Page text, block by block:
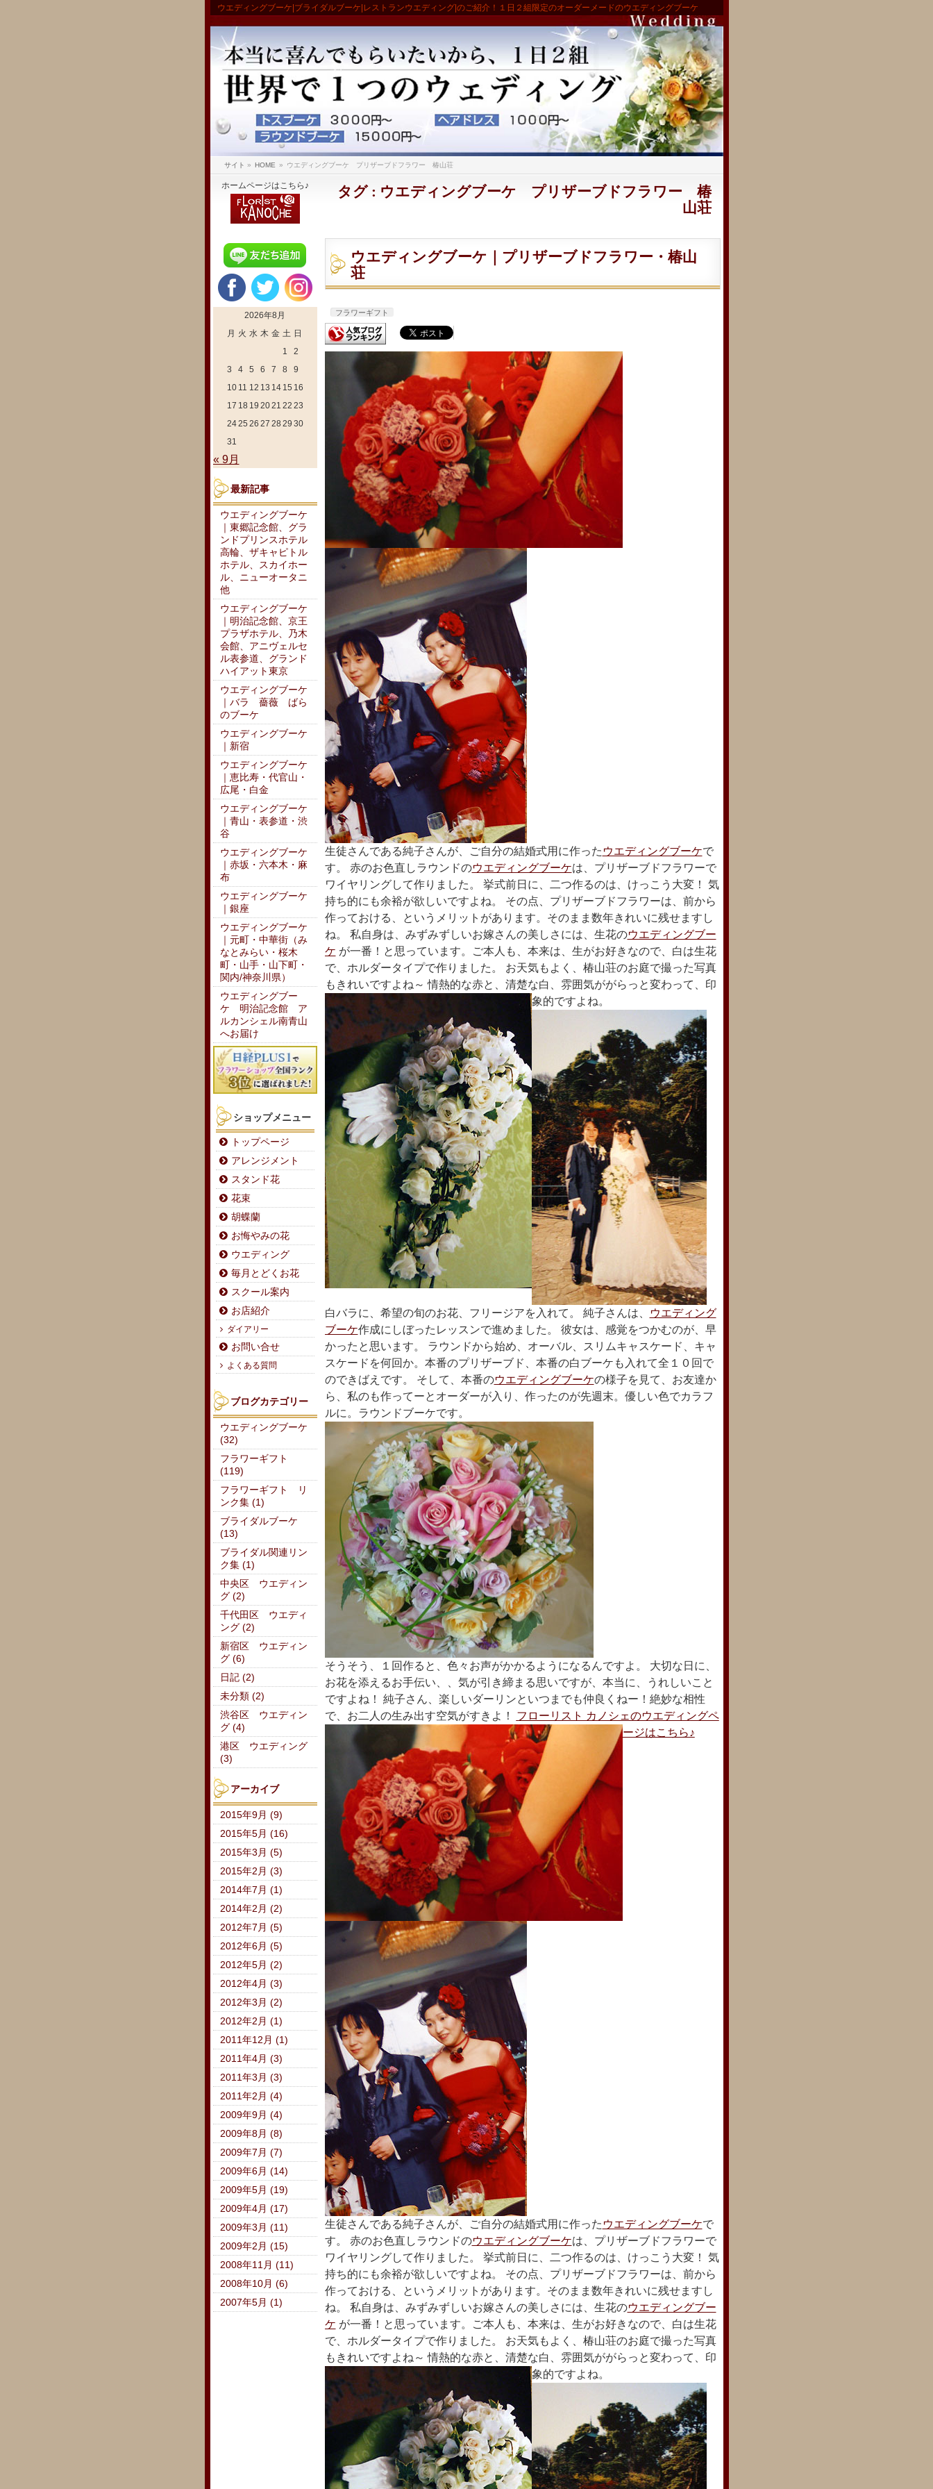
ウエディングブーケ|ブライダルブーケ|レストランウエディング|のご紹介！１日２組限定のオーダーメードのウエディングブーケ
サイト » HOME » ウエディングブーケ プリザーブドフラワー 椿山荘
タグ : ウエディングブーケ プリザーブドフラワー 椿
山荘
ウエディングブーケ｜プリザーブドフラワー・椿山
荘
フラワーギフト
生徒さんである純子さんが、ご自分の結婚式用に作った ウエディングブーケで
す。 赤のお色直しラウンドのウエディングブーケは、プリザーブドフラワーで
ワイヤリングして作りました。 挙式前日に、二つ作るのは、けっこう大変！ 気
持ち的にも余裕が欲しいですよね。 その点、プリザーブドフラワーは、前から
作っておける、というメリットがあります。そのまま数年きれいに残せますし
ね。 私自身は、みずみずしいお嫁さんの美しさには、生花のウエディングブー
ケ が一番！と思っています。ご本人も、本来は、生がお好きなので、白は生花
で、ホルダータイプで作りました。 お天気もよく、椿山荘のお庭で撮った写真
もきれいですよね～ 情熱的な赤と、清楚な白、雰囲気ががらっと変わって、印
象的ですよね。
白バラに、希望の旬のお花、フリージアを入れて。 純子さんは、
ウエディング
ブーケ作成にしぼったレッスンで進めました。 彼女は、感覚をつかむのが、早
かったと思います。 ラウンドから始め、オーバル、スリムキャスケード、キャ
スケードを何回か。本番のプリザーブド、本番の白ブーケも入れて全１０回で
のできばえです。 そして、本番のウエディングブーケの様子を見て、お友達か
ら、私のも作ってーとオーダーが入り、作ったのが先週末。優しい色でカラフ
ルに。ラウンドブーケです。
そうそう、１回作ると、色々お声がかかるようになるんですよ。 大切な日に、
お花を添えるお手伝い、、気が引き締まる思いですが、本当に、うれしいこと
ですよね！ 純子さん、楽しいダーリンといつまでも仲良くねー！絶妙な相性
で、お二人の生み出す空気がすきよ！ フローリスト カノシェのウエディングペ
ージはこちら♪
生徒さんである純子さんが、ご自分の結婚式用に作った ウエディングブーケで
す。 赤のお色直しラウンドのウエディングブーケは、プリザーブドフラワーで
ワイヤリングして作りました。 挙式前日に、二つ作るのは、けっこう大変！ 気
持ち的にも余裕が欲しいですよね。 その点、プリザーブドフラワーは、前から
作っておける、というメリットがあります。そのまま数年きれいに残せますし
ね。 私自身は、みずみずしいお嫁さんの美しさには、生花のウエディングブー
ケ が一番！と思っています。ご本人も、本来は、生がお好きなので、白は生花
で、ホルダータイプで作りました。 お天気もよく、椿山荘のお庭で撮った写真
もきれいですよね～ 情熱的な赤と、清楚な白、雰囲気ががらっと変わって、印
象的ですよね。
ホームページはこちら♪
2026年8月
月 火 水 木 金 土 日
1
2
3
4 5 6 7 8
9
10 11 12 13 14 15 16
17 18 19 2021 22 23
2425 26 27 28 29 30
31
« 9月
最新記事
ウエディングブーケ
｜東郷記念館、グラ
ンドプリンスホテル
高輪、ザキャピトル
ホテル、スカイホー
ル、ニューオータニ
他
ウエディングブーケ
｜明治記念館、京王
プラザホテル、乃木
会館、アニヴェルセ
ル表参道、グランド
ハイアット東京
ウエディングブーケ
｜バラ 薔薇 ばら
のブーケ
ウエディングブーケ
｜新宿
ウエディングブーケ
｜恵比寿・代官山・
広尾・白金
ウエディングブーケ
｜青山・表参道・渋
谷
ウエディングブーケ
｜赤坂・六本木・麻
布
ウエディングブーケ
｜銀座
ウエディングブーケ
｜元町・中華街（み
なとみらい・桜木
町・山手・山下町・
関内/神奈川県）
ウエディングブー
ケ 明治記念館 ア
ルカンシェル南青山
へお届け
ショップメニュー
トップページ
アレンジメント
スタンド花
花束
胡蝶蘭
お悔やみの花
ウエディング
毎月とどくお花
スクール案内
お店紹介
ダイアリー
お問い合せ
よくある質問
ブログカテゴリー
ウエディングブーケ
(32)
フラワーギフト
(119)
フラワーギフト リ
ンク集 (1)
ブライダルブーケ
(13)
ブライダル関連リン
ク集 (1)
中央区 ウエディン
グ (2)
千代田区 ウエディ
ング (2)
新宿区 ウエディン
グ (6)
日記 (2)
未分類 (2)
渋谷区 ウエディン
グ (4)
港区 ウエディング
(3)
アーカイブ
2015年9月 (9)
2015年5月 (16)
2015年3月 (5)
2015年2月 (3)
2014年7月 (1)
2014年2月 (2)
2012年7月 (5)
2012年6月 (5)
2012年5月 (2)
2012年4月 (3)
2012年3月 (2)
2012年2月 (1)
2011年12月 (1)
2011年4月 (3)
2011年3月 (3)
2011年2月 (4)
2009年9月 (4)
2009年8月 (8)
2009年7月 (7)
2009年6月 (14)
2009年5月 (19)
2009年4月 (17)
2009年3月 (11)
2009年2月 (15)
2008年11月 (11)
2008年10月 (6)
2007年5月 (1)